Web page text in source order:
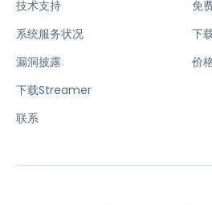
技术支持
系统服务状况
漏洞披露
下载Streamer
联系
免
下
价